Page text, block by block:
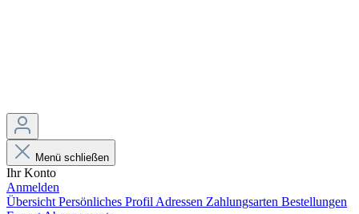
Menü schließen
Ihr Konto
Anmelden
Übersicht Persönliches Profil Adressen Zahlungsarten Bestellungen